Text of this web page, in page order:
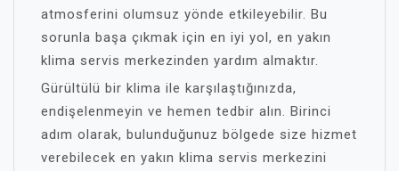
atmosferini olumsuz yönde etkileyebilir. Bu
sorunla başa çıkmak için en iyi yol, en yakın
klima servis merkezinden yardım almaktır.
Gürültülü bir klima ile karşılaştığınızda,
endişelenmeyin ve hemen tedbir alın. Birinci
adım olarak, bulunduğunuz bölgede size hizmet
verebilecek en yakın klima servis merkezini